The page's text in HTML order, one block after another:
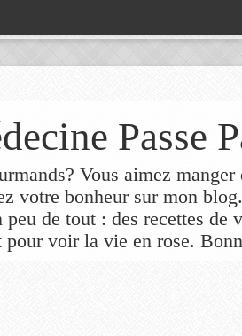
Passe
Vous aimez
votre bonheur sur mon
de tout : des recettes de
pour voir la vie en rose.